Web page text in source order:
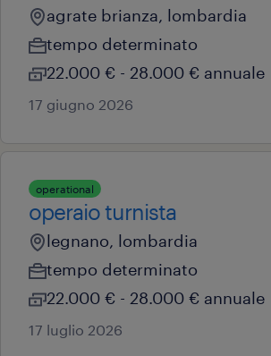
agrate brianza, lombardia
tempo determinato
22.000 € - 28.000 € annuale
17 giugno 2026
operational
operaio turnista
legnano, lombardia
tempo determinato
22.000 € - 28.000 € annuale
17 luglio 2026